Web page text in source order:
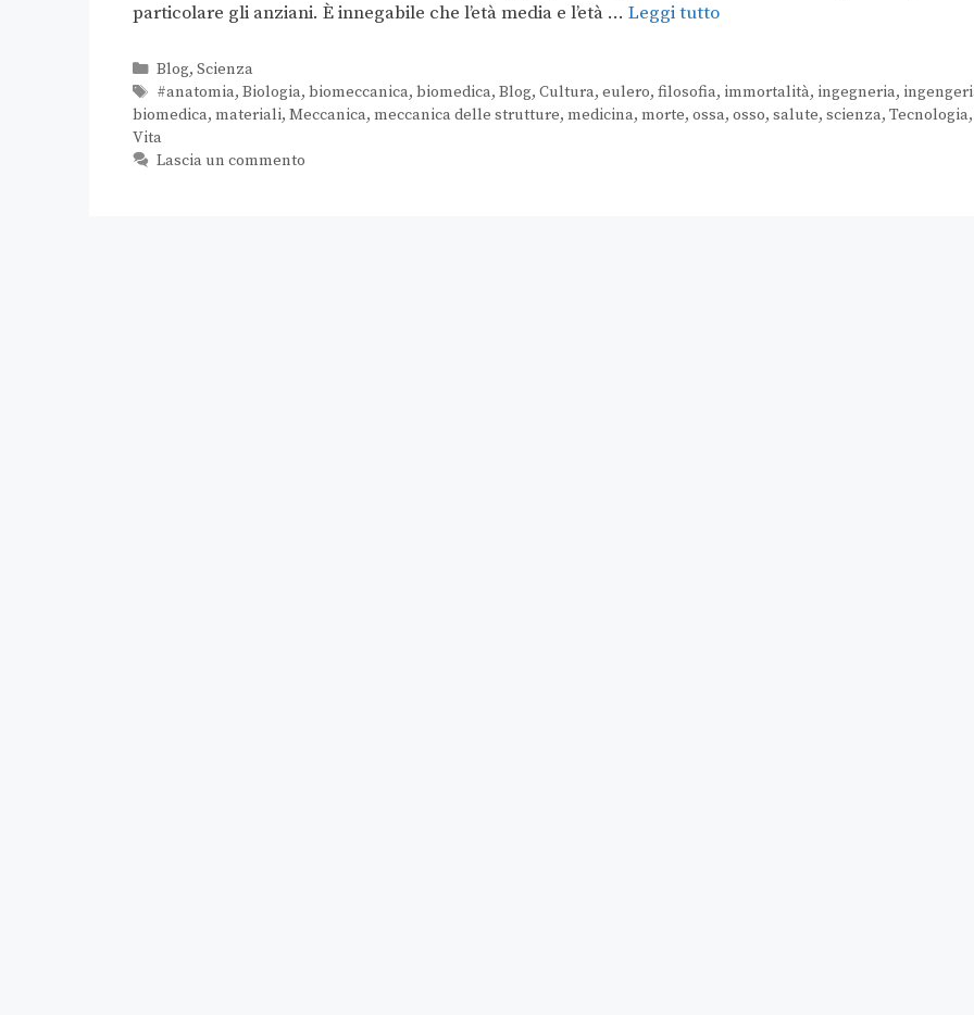
particolare gli anziani. È innegabile che l’età media e l’età … Leggi tutto
Blog, Scienza
#anatomia, Biologia, biomeccanica, biomedica, Blog, Cultura, eulero, filosofia, immortalità, ingegneria,
biomedica, materiali, Meccanica, meccanica delle strutture, medicina, morte, ossa, osso, salute, scienza, Tecnologia,
Vita
Lascia un commento